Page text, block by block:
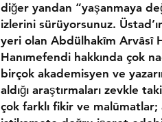
diğer yandan “yaşanmaya
izlerini sürüyorsunuz.
yeri olan Abdülhakîm Arvâsî
Hanımefendi hakkında çok
birçok akademisyen ve
aldığı araştırmaları zevkle
çok farklı fikir ve